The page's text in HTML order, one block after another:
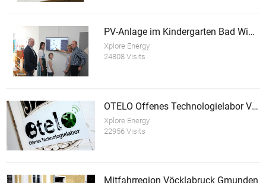
PV-Anlage im Kindergarten Bad Wimsbach-Neydharting
Xplore Energy
24808 Visits
OTELO Offenes Technologielabor Vöcklabruck
Xplore Energy
22956 Visits
Mitfahrregion Vöcklabruck Gmunden